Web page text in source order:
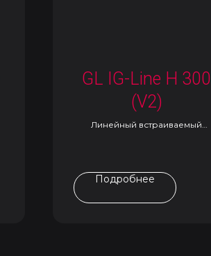
GL IG-Line H 300
(V2)
Линейный встраиваемый
Подробнее